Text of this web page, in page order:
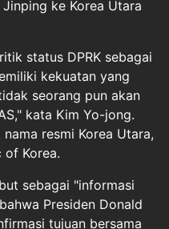
ke Korea Utara
status DPRK sebagai
kekuatan yang
seorang pun akan
kata Kim Yo-jong.
resmi Korea Utara,
of Korea.
sebagai "informasi
Presiden Donald
tujuan bersama